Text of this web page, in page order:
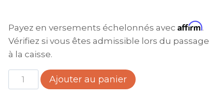
Payez en versements échelonnés avec Affirm.
Vérifiez si vous êtes admissible lors du passage
à la caisse.
quantité
de
Ajouter au panier